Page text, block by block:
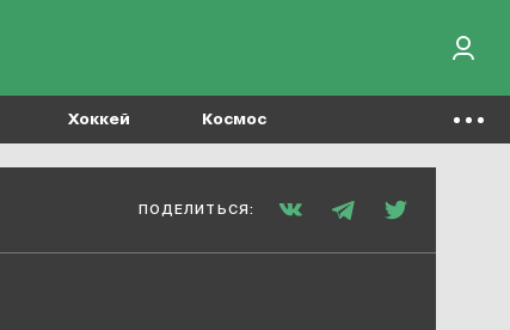
Хоккей Космос
ПОДЕЛИТЬСЯ: